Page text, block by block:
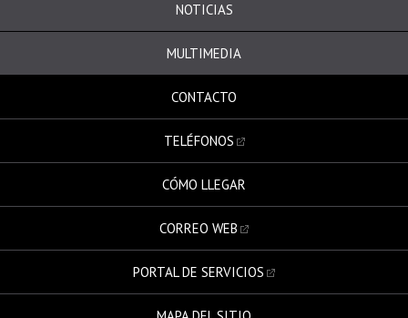
NOTICIAS
MULTIMEDIA
CONTACTO
TELÉFONOS
CÓMO LLEGAR
CORREO WEB
PORTAL DE SERVICIOS